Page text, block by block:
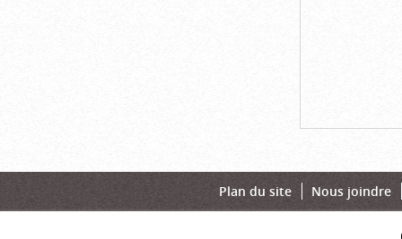
Plan du site Nous joindre